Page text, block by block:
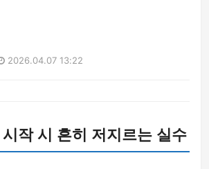
2026.04.07 13:22
작 시 흔히 저지르는 실수